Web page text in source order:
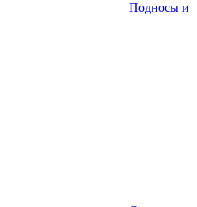
Подносы и